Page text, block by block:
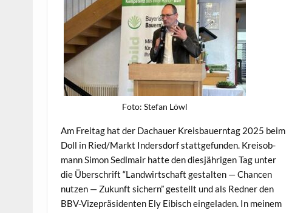
Foto: Ste­fan Löwl
Am Fre­itag hat der Dachauer Kreis­bauern­tag 2025 beim
Doll in Ried/Markt Inder­s­dorf stattge­fun­den. Kreisob­
mann Simon Sedl­mair hat­te den diesjähri­gen Tag unter
die Über­schrift “Land­wirtschaft gestal­ten — Chan­cen
nutzen — Zukun­ft sich­ern” gestellt und als Red­ner den
BBV-Vizepräsi­den­ten Ely Eibisch ein­ge­laden. In meinem